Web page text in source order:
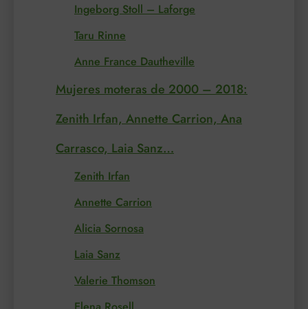
Ingeborg Stoll – Laforge
Taru Rinne
Anne France Dautheville
Mujeres moteras de 2000 – 2018:
Zenith Irfan, Annette Carrion, Ana
Carrasco, Laia Sanz…
Zenith Irfan
Annette Carrion
Alicia Sornosa
Laia Sanz
Valerie Thomson